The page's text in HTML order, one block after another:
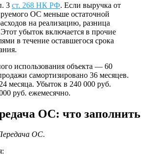
3 ст. 268 НК РФ. Если выручка от
ОС меньше остаточной
на реализацию, разница
убыток включается в прочие
в течение оставшегося срока
использования объекта — 60
самортизировано 36 месяцев.
месяца. Убыток в 240 000 руб.
руб. ежемесячно.
ОС: что заполнить
ОС.